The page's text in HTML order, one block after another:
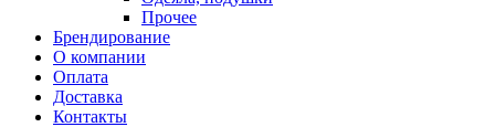
Прочее
Брендирование
О компании
Оплата
Доставка
Контакты